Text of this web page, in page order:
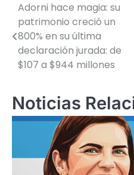
Navegación
de
entradas
Adorni hace magia: su
patrimonio creció un
800% en su última
declaración jurada: de
$107 a $944 millones
Noticias